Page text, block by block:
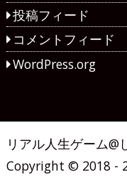
投稿フィード
コメントフィード
WordPress.org
リアル人生ゲーム
Copyright © 2018 -